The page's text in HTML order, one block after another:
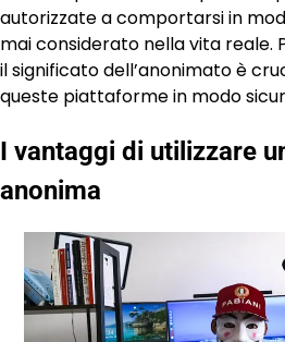
autorizzate a comportarsi in
mai considerato nella vita
il significato dell’anonimato è
queste piattaforme in modo
I vantaggi di utilizzare
anonima